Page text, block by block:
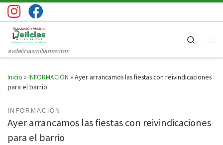
Saltar al contenido
avdeliciasmillansantos
Search
Inicio » INFORMACIÓN » Ayer arrancamos las fiestas con reivindicaciones
para el barrio
INFORMACIÓN
Ayer arrancamos las fiestas con reivindicaciones
para el barrio